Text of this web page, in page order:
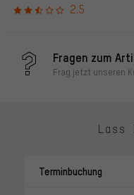
2.5
Fragen zum
Frag jetzt unseren
Lass
Terminbuchung